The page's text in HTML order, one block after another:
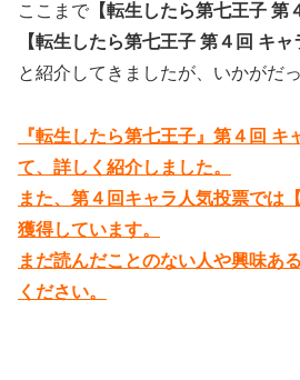
ここまで 【転生したら第七王子 第
【転生したら第七王子 第４回 キャ
と紹介してきましたが、いかがだ
『転生したら第七王子』第４回 キ
て、詳しく紹介しました。
また、第４回キャラ人気投票では
獲得しています。
まだ読んだことのない人や興味あ
ください。